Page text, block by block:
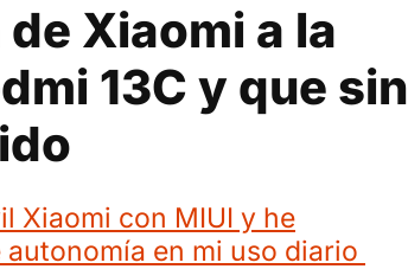
Xiaomi a la
13C y que sin
Xiaomi con MIUI y he
en mi uso diario